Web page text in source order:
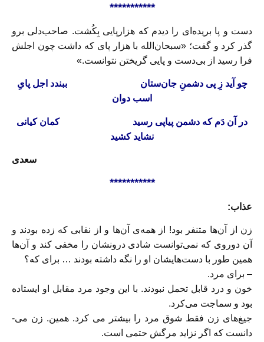
***********
دست و پا بریده‌ای را دیدم که هزارپایی بِکُشت. صاحب‌دلی برو
گذر کرد و گفت؛ «سبحان‌الله با هزار پای که داشت چون اجلش
فرا رسید از بی‌دست و پایی گریختن نتوانست.»
چو آید زِ پی دشمنِ جان‌ستانببندد اجل پایِ
اسب دوان
در آن دَم که دشمن پیاپی رسیدکمان کیانی
نشاید کشید
سعدی
***********
عذاب:
زن از آن­‌ها متنفر بود! از همه­‌ی آن­‌ها و از نقابی که زده بودند و
آن دوروی که نمی‌­توانست شادی درون­شان را مخفی کند و آن­‌ها
همین­ طور با دست‌هایشان او را نگه داشته بودند … برای که؟
– برای مرد.
خون و درد قابل تحمل نبودند. با این وجود مرد مقابل او ایستاده
بود و سماجت می‌­کرد.
جیغ­‌های زن فقط شوق مرد را بیشتر می‌­ کرد. همین. زن می‌­
دانست که اگر نزاید مرگش حتمی است.